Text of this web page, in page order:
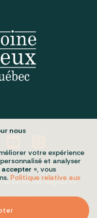
préférences cookies
du patrimoine religieux du
:Nubee
nous
votre expérience
et analyser
accepter », vous
Politique relative aux